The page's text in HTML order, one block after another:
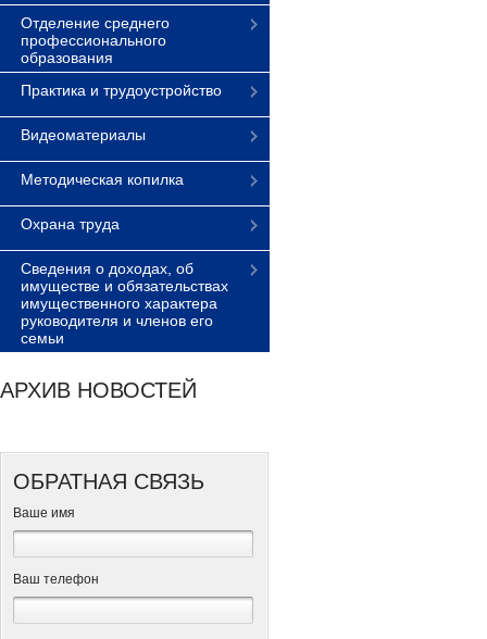
Отделение среднего
профессионального
образования
Практика и трудоустройство
Видеоматериалы
Методическая копилка
Охрана труда
Сведения о доходах, об
имуществе и обязательствах
имущественного характера
руководителя и членов его
семьи
АРХИВ НОВОСТЕЙ
ОБРАТНАЯ СВЯЗЬ
Ваше имя
Ваш телефон